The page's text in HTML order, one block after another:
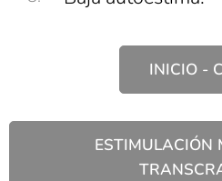
INICIO -
ESTIMULACIÓN